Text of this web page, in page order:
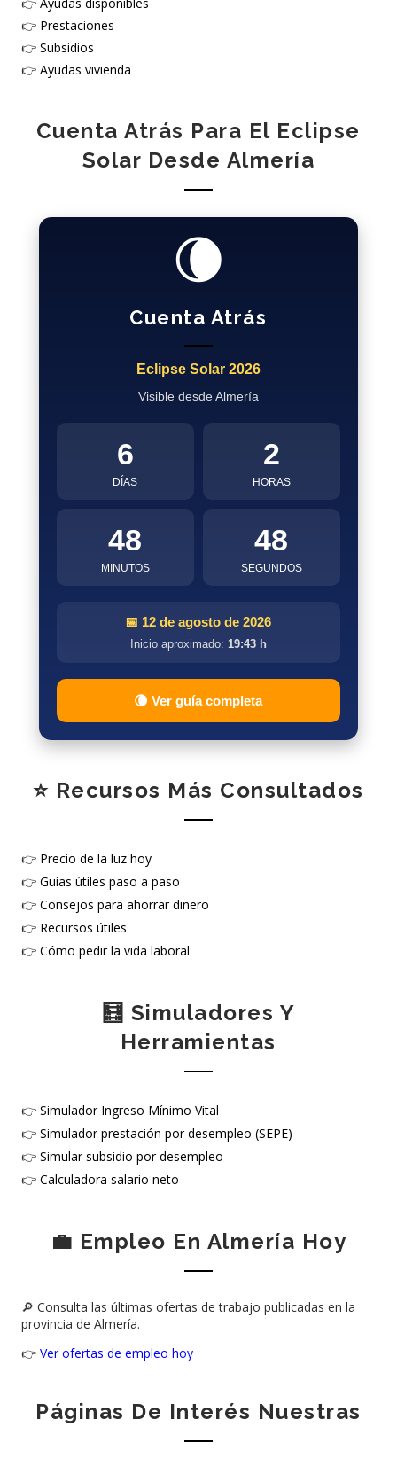
👉 Prestaciones
👉 Subsidios
👉 Ayudas vivienda
Cuenta Atrás Para El Eclipse
Solar Desde Almería
🌘
Cuenta Atrás
Eclipse Solar 2026
Visible desde Almería
6
DÍAS
2
HORAS
48
MINUTOS
47
SEGUNDOS
📅 12 de agosto de 2026
Inicio aproximado: 19:43 h
🌘 Ver guía completa
⭐ Recursos Más Consultados
👉 Precio de la luz hoy
👉 Guías útiles paso a paso
👉 Consejos para ahorrar dinero
👉 Recursos útiles
👉 Cómo pedir la vida laboral
🧮 Simuladores Y
Herramientas
👉 Simulador Ingreso Mínimo Vital
👉 Simulador prestación por desempleo (SEPE)
👉 Simular subsidio por desempleo
👉 Calculadora salario neto
💼 Empleo En Almería Hoy
🔎 Consulta las últimas ofertas de trabajo publicadas en la
provincia de Almería.
👉 Ver ofertas de empleo hoy
Páginas De Interés Nuestras